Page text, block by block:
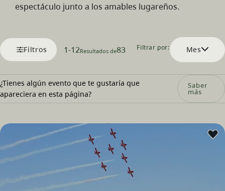
espectáculo junto a los amables lugareños.
Filtros 1-12Resultados de83 Filtrar por: Mes
¿Tienes algún evento que te gustaría que
apareciera en esta página?
Saber
más